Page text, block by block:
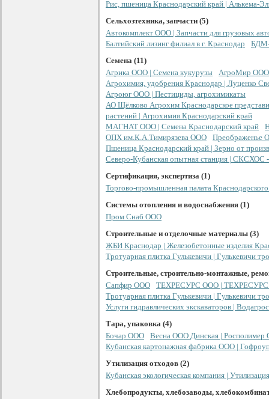
Рис, пшеница Краснодарский край | Алькема-
Сельхозтехника, запчасти (5)
Автокомплект ООО | Запчасти для грузовых
Балтийский лизинг филиал в г. Краснодар
БДМ-
Семена (11)
Агрика ООО | Семена кукурузы
АгроМир ООО
Агрохимия, удобрения Краснодар | Луценко
Агроюг ООО | Пестициды, агрохимикаты
АО Щёлково Агрохим Краснодарское
растений | Агрохимия Краснодарский край
МАГНАТ ООО | Семена Краснодарский край
ОПХ им.К.А.Тимирязева ООО
Преображенье
Пшеница Краснодарский край | Зерно от
Северо-Кубанская опытная станция |
Сертификация, экспертиза (1)
Торгово-промышленная палата Краснодарского
Системы отопления и водоснабжения (1)
Пром Снаб ООО
Строительные и отделочные материалы (3)
ЖБИ Краснодар | Железобетонные изделия
Тротуарная плитка Гулькевичи | Гулькевичи
Строительные, строительно-монтажные,
Сапфир ООО
ТЕХРЕСУРС ООО | ТЕХРЕСУРС
Тротуарная плитка Гулькевичи | Гулькевичи
Услуги гидравлических экскаваторов |
Тара, упаковка (4)
Бочар ООО
Весна ООО Динская | Росполимер
Кубанская картонажная фабрика ООО |
Утилизация отходов (2)
Кубанская экологическая компания |
Хлебопродукты, хлебозаводы,